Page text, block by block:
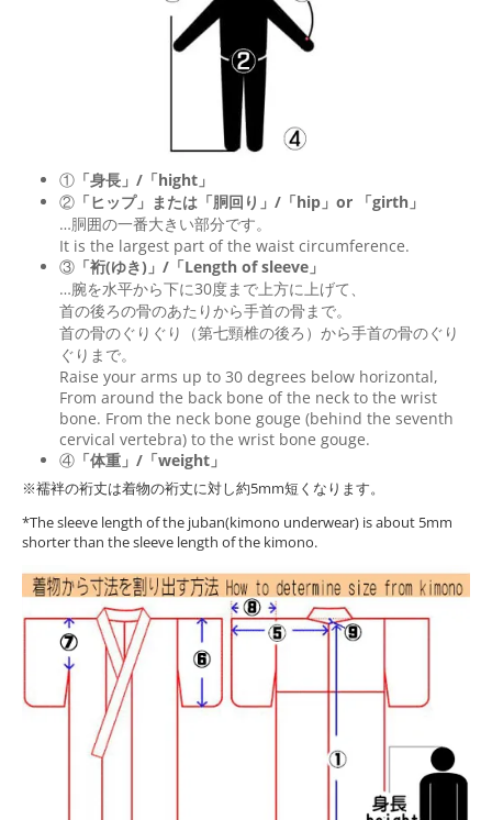
① 「身長」/「hight」
② 「ヒップ」または「胴回り」/「hip 」or 「girth 」
…胴囲の一番大きい部分です。
It is the largest part of the waist circumference.
③ 「裄(ゆき)」/「Length of sleeve」
…腕を水平から下に30度まで上方に上げて、
首の後ろの骨のあたりから手首の骨まで。
首の骨のぐりぐり（第七頸椎の後ろ）から手首の骨のぐり
ぐりまで。
Raise your arms up to 30 degrees below horizontal,
From around the back bone of the neck to the wrist
bone. From the neck bone gouge (behind the seventh
cervical vertebra) to the wrist bone gouge.
④ 「体重」/「weight」
※襦袢の裄丈は着物の裄丈に対し約5mm短くなります。
*The sleeve length of the juban(kimono underwear) is about 5mm
shorter than the sleeve length of the kimono.